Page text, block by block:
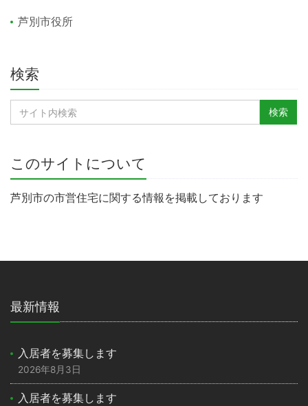
芦別市役所
検索
このサイトについて
芦別市の市営住宅に関する情報を掲載しております
最新情報
入居者を募集します
2026年8月3日
入居者を募集します